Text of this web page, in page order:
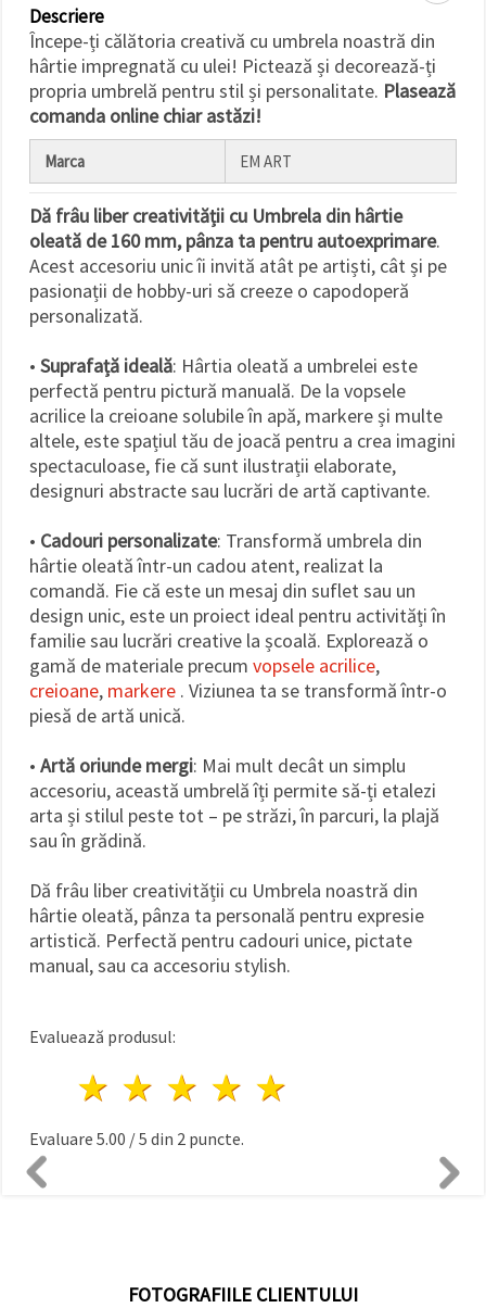
făcând clic
pe butonul
"Salvați"
Аcceptati
toate!
Setări
Descriere
Începe-ți călătoria creativă cu umbrela noastră din
hârtie impregnată cu ulei! Pictează și decorează-ți
propria umbrelă pentru stil și personalitate. Plasează
comanda online chiar astăzi!
Marca EM ART
Dă frâu liber creativității cu Umbrela din hârtie
oleată de 160 mm, pânza ta pentru autoexprimare.
Acest accesoriu unic îi invită atât pe artiști, cât și pe
pasionații de hobby-uri să creeze o capodoperă
personalizată.
• Suprafață ideală: Hârtia oleată a umbrelei este
perfectă pentru pictură manuală. De la vopsele
acrilice la creioane solubile în apă, markere și multe
altele, este spațiul tău de joacă pentru a crea imagini
spectaculoase, fie că sunt ilustrații elaborate,
designuri abstracte sau lucrări de artă captivante.
• Cadouri personalizate: Transformă umbrela din
hârtie oleată într-un cadou atent, realizat la
comandă. Fie că este un mesaj din suflet sau un
design unic, este un proiect ideal pentru activități în
familie sau lucrări creative la școală. Explorează o
gamă de materiale precum vopsele acrilice,
creioane, markere . Viziunea ta se transformă într-o
piesă de artă unică.
• Artă oriunde mergi: Mai mult decât un simplu
accesoriu, această umbrelă îți permite să-ți etalezi
arta și stilul peste tot – pe străzi, în parcuri, la plajă
sau în grădină.
Dă frâu liber creativității cu Umbrela noastră din
hârtie oleată, pânza ta personală pentru expresie
artistică. Perfectă pentru cadouri unice, pictate
manual, sau ca accesoriu stylish.
Evaluează produsul:
4 stele
3 stele
2 stele
1 stea
Evaluare 5.00 /5 din 2 puncte.
FOTOGRAFIILE CLIENTULUI